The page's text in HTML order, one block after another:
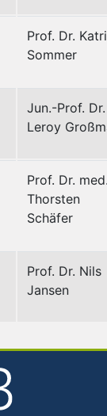
Prof. Dr.
Sommer
Jun.-Prof. Dr.
Leroy
Prof. Dr.
Thorsten
Schäfer
Prof. Dr. Nils
Jansen